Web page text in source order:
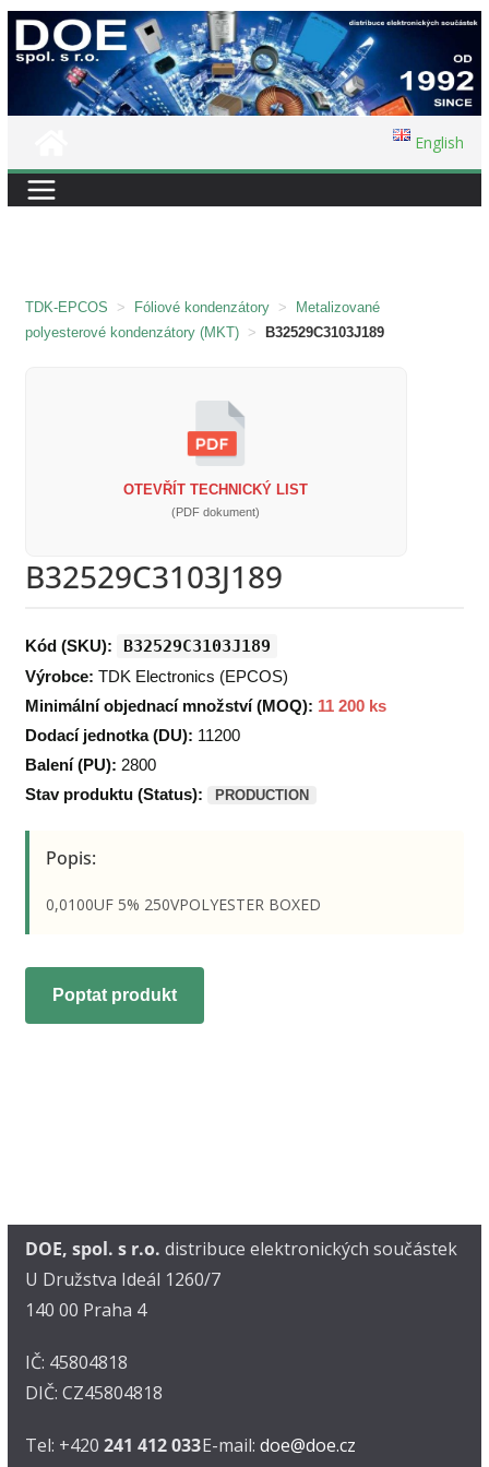
Přeskočit
na
English
TDK-EPCOS > Fóliové kondenzátory >
Metalizované
polyesterové kondenzátory (MKT) > B32529C3103J189
OTEVŘÍT TECHNICKÝ LIST
(PDF dokument)
B32529C3103J189
Kód (SKU): B32529C3103J189
Výrobce: TDK Electronics (EPCOS)
Minimální objednací množství (MOQ): 11 200 ks
Dodací jednotka (DU): 11200
Balení (PU): 2800
Stav produktu (Status):
PRODUCTION
Popis:
0,0100UF 5% 250VPOLYESTER BOXED
Poptat produkt
DOE, spol. s r.o. distribuce elektronických součástek
U Družstva Ideál 1260/7
140 00 Praha 4
IČ: 45804818
DIČ: CZ45804818
Tel: +420 241 412 033E-mail: doe@doe.cz